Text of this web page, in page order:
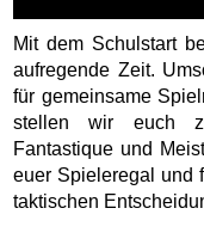
Mit dem Schulstart
aufregende Zeit.
für gemeinsame
stellen wir euch
Fantastique und
euer Spieleregal und
taktischen